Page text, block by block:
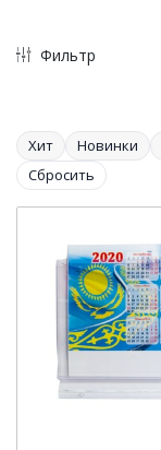
Фильтр
Хит Новинки
Сбросить